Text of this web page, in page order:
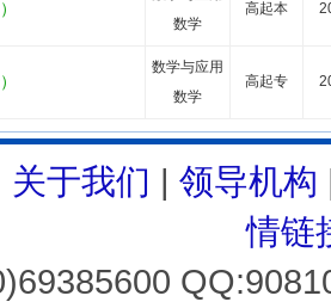
数学
高起本
）
数学与应用
数学
高起专
关于我们 | 领导机构
情链